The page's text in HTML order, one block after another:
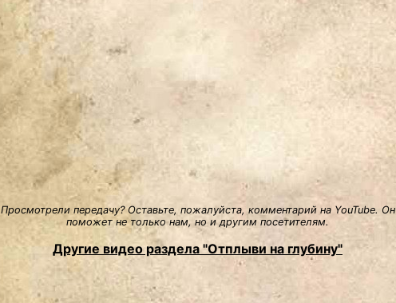
Просмотрели передачу? Оставьте, пожалуйста, комментарий на YouTube. Он
поможет не только нам, но и другим посетителям.
Другие видео раздела "Отплыви на глубину"